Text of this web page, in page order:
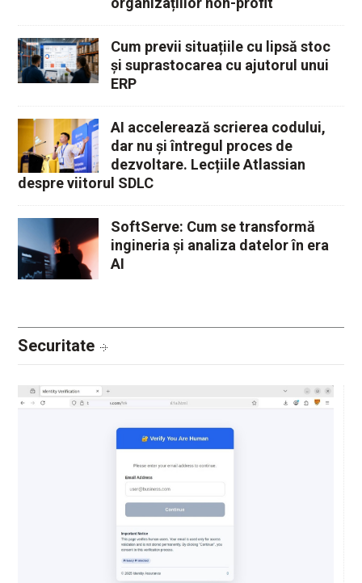
Cum previi situațiile cu lipsă stoc
și suprastocarea cu ajutorul unui
ERP
AI accelerează scrierea codului,
dar nu și întregul proces de
dezvoltare. Lecțiile Atlassian
despre viitorul SDLC
SoftServe: Cum se transformă
ingineria și analiza datelor în era
AI
Securitate